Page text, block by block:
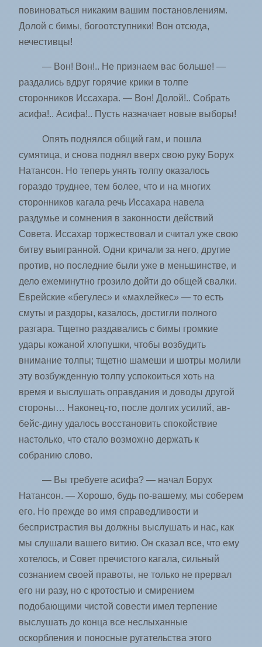
повиноваться никаким вашим постановлениям.
Долой с бимы, богоотступники! Вон отсюда,
нечестивцы!
— Вон! Вон!.. Не признаем вас больше! —
раздались вдруг горячие крики в толпе
сторонников Иссахара. — Вон! Долой!.. Собрать
асифа!.. Асифа!.. Пусть назначает новые выборы!
Опять поднялся общий гам, и пошла
сумятица, и снова поднял вверх свою руку Борух
Натансон. Но теперь унять толпу оказалось
гораздо труднее, тем более, что и на многих
сторонников кагала речь Иссахара навела
раздумье и сомнения в законности действий
Совета. Иссахар торжествовал и считал уже свою
битву выигранной. Одни кричали за него, другие
против, но последние были уже в меньшинстве, и
дело ежеминутно грозило дойти до общей свалки.
Еврейские «бегулес» и «махлейкес» — то есть
смуты и раздоры, казалось, достигли полного
разгара. Тщетно раздавались с бимы громкие
удары кожаной хлопушки, чтобы возбудить
внимание толпы; тщетно шамеши и шотры молили
эту возбужденную толпу успокоиться хоть на
время и выслушать оправдания и доводы другой
стороны… Наконец-то, после долгих усилий, ав-
бейс-дину удалось восстановить спокойствие
настолько, что стало возможно держать к
собранию слово.
— Вы требуете асифа? — начал Борух
Натансон. — Хорошо, будь по-вашему, мы соберем
его. Но прежде во имя справедливости и
беспристрастия вы должны выслушать и нас, как
мы слушали вашего витию. Он сказал все, что ему
хотелось, и Совет пречистого кагала, сильный
сознанием своей правоты, не только не прервал
его ни разу, но с кротостью и смирением
подобающими чистой совести имел терпение
выслушать до конца все неслыханные
оскорбления и поносные ругательства этого